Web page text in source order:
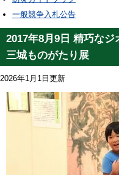
一般競争入札公告
2017年8月9日 精巧なジ
三城ものがたり展
2026年1月1日更新